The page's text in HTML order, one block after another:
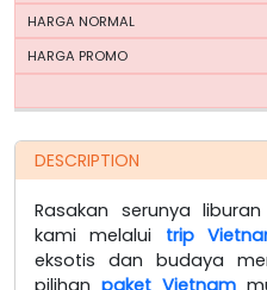
DESCRIPTION
Rasakan serunya
kami melalui trip
eksotis dan budaya
pilihanpaket Vietnam